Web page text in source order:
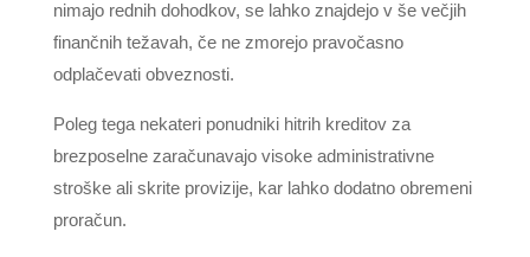
nimajo rednih dohodkov, se lahko znajdejo v še večjih
finančnih težavah, če ne zmorejo pravočasno
odplačevati obveznosti.
Poleg tega nekateri ponudniki hitrih kreditov za
brezposelne zaračunavajo visoke administrativne
stroške ali skrite provizije, kar lahko dodatno obremeni
proračun.